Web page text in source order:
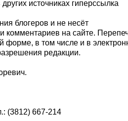
источниках гиперссылка
блогеров и не несёт
комментариев на сайте.
форме, в том числе и в
редакции.
(3812) 667-214